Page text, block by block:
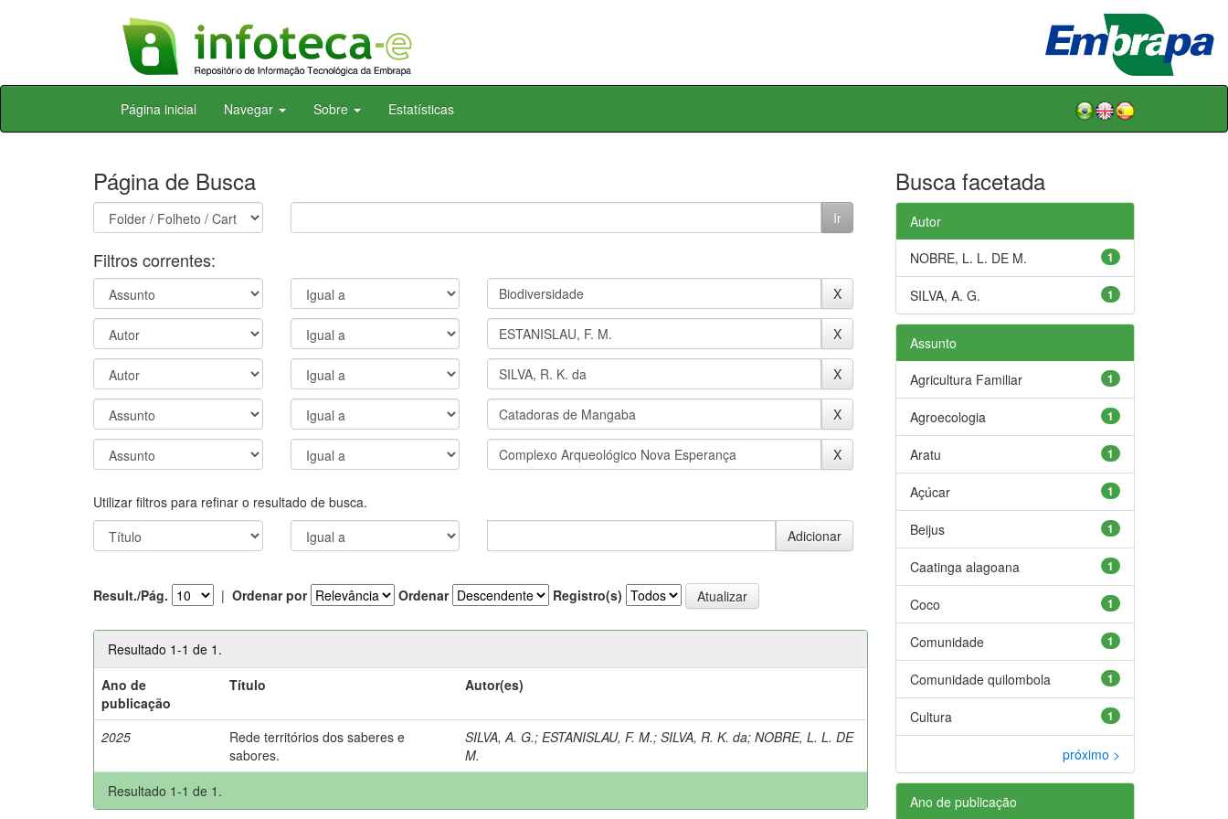
Skip
Página inicial Navegar Sobre Estatísticas
Página de Busca
Filtros correntes:
Utilizar filtros para refinar o resultado de busca.
Result./Pág. | Ordenar por Ordenar Registro(s)
Resultado 1-1 de 1.
Ano de
publicação
Título Autor(es)
2025
Rede territórios dos saberes e
sabores.
SILVA, A. G.;ESTANISLAU, F. M.;SILVA, R. K. da;NOBRE, L. L. DE
M.
Resultado 1-1 de 1.
Busca facetada
Autor
1
NOBRE, L. L. DE M.
1
SILVA, A. G.
Assunto
1
Agricultura Familiar
1
Agroecologia
1
Aratu
1
Açúcar
1
Beijus
1
Caatinga alagoana
1
Coco
1
Comunidade
1
Comunidade quilombola
1
Cultura
próximo >
Ano de publicação